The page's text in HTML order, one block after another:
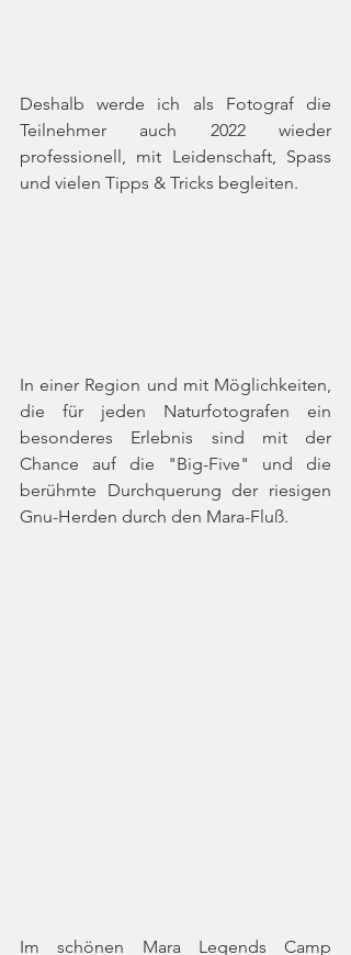
Deshalb werde ich als Fotograf die
Teilnehmer auch 2022 wieder
professionell, mit Leidenschaft, Spass
und vielen Tipps & Tricks begleiten.
In einer Region und mit Möglichkeiten,
die für jeden Naturfotografen ein
besonderes Erlebnis sind mit der
Chance auf die "Big-Five" und die
berühmte Durchquerung der riesigen
Gnu-Herden durch den Mara-Fluß.
Im schönen Mara Legends Camp